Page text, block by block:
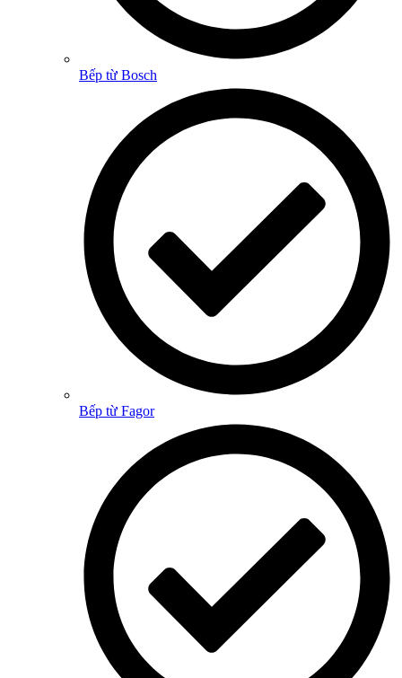
Bếp từ Bosch
Bếp từ Fagor